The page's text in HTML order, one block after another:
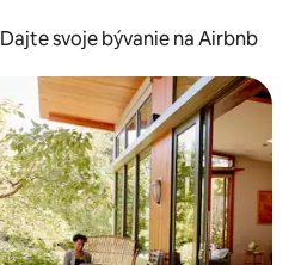
Dajte svoje bývanie na Airbnb